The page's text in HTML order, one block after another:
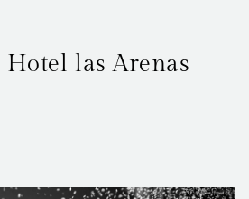
Hotel las Arenas